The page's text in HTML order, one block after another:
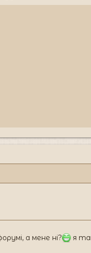
а мене ні?
я